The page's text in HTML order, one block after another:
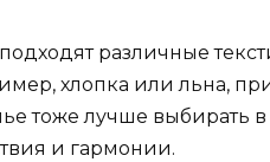
различные
хлопка или льна,
тоже лучше выбирать в
и гармонии.